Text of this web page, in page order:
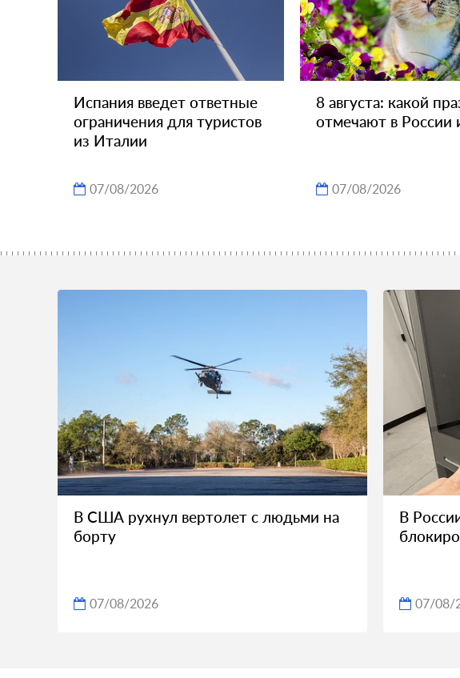
Испания введет ответные
ограничения для туристов
из Италии
07/08/2026
8 августа: какой
отмечают в России
07/08/2026
В США рухнул вертолет с людьми на
борту
07/08/2026
В
07/08/